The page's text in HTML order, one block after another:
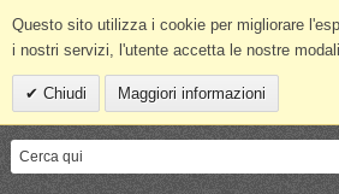
Questo sito utilizza i cookie per migliorare
i nostri servizi, l'utente accetta le nostre
Chiudi Maggiori informazioni